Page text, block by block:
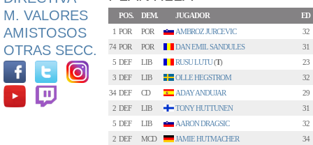
M. VALORES
AMISTOSOS
OTRAS SECC.
POS. DEM. JUGADOR
ED
1 POR POR AMBROZ JURCEVIC
32
74 POR POR DAN EMIL SANDULES
31
5 DEF LIB RUSU LUTU(T)
23
3 DEF LIB OLLE HEGSTROM
32
34 DEF CD ADAY ANDUJAR
29
2 DEF LIB TONY HUTTUNEN
31
5 DEF LIB AARON DRAGSIC
32
2 DEF MCD JAMIE HUTMACHER
34